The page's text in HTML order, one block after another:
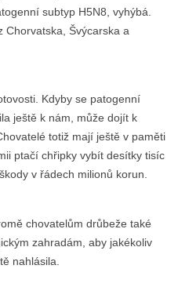
subtyp H5N8, vyhýbá.
Chorvatska, Švýcarska a
Kdyby se patogenní
ještě k nám, může dojít k
totiž mají ještě v paměti
ptačí chřipky vybít desítky tisíc
v řádech milionů korun.
chovatelům drůbeže také
zahradám, aby jakékoliv
nahlásila.